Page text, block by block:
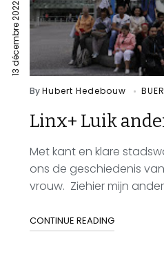
13 décembre 2022
ByHubert Hedebouw
Linx+ Luik
Met kant en klare
ons de geschiedenis
vrouw. Ziehier mijn
CONTINUE READING